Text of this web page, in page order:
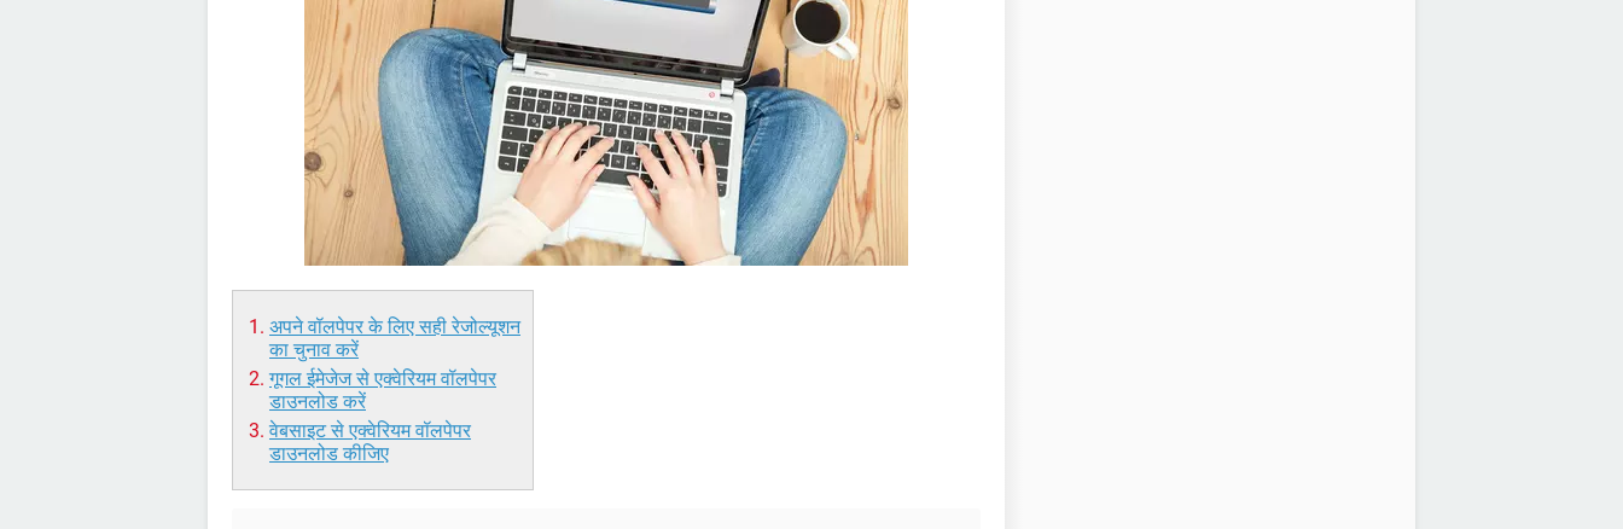
अपने वॉलपेपर के लिए सही रेजोल्यूशन
का चुनाव करें
गूगल ईमेजेज से एक्वेरियम वॉलपेपर
डाउनलोड करें
वेबसाइट से एक्वेरियम वॉलपेपर
डाउनलोड कीजिए